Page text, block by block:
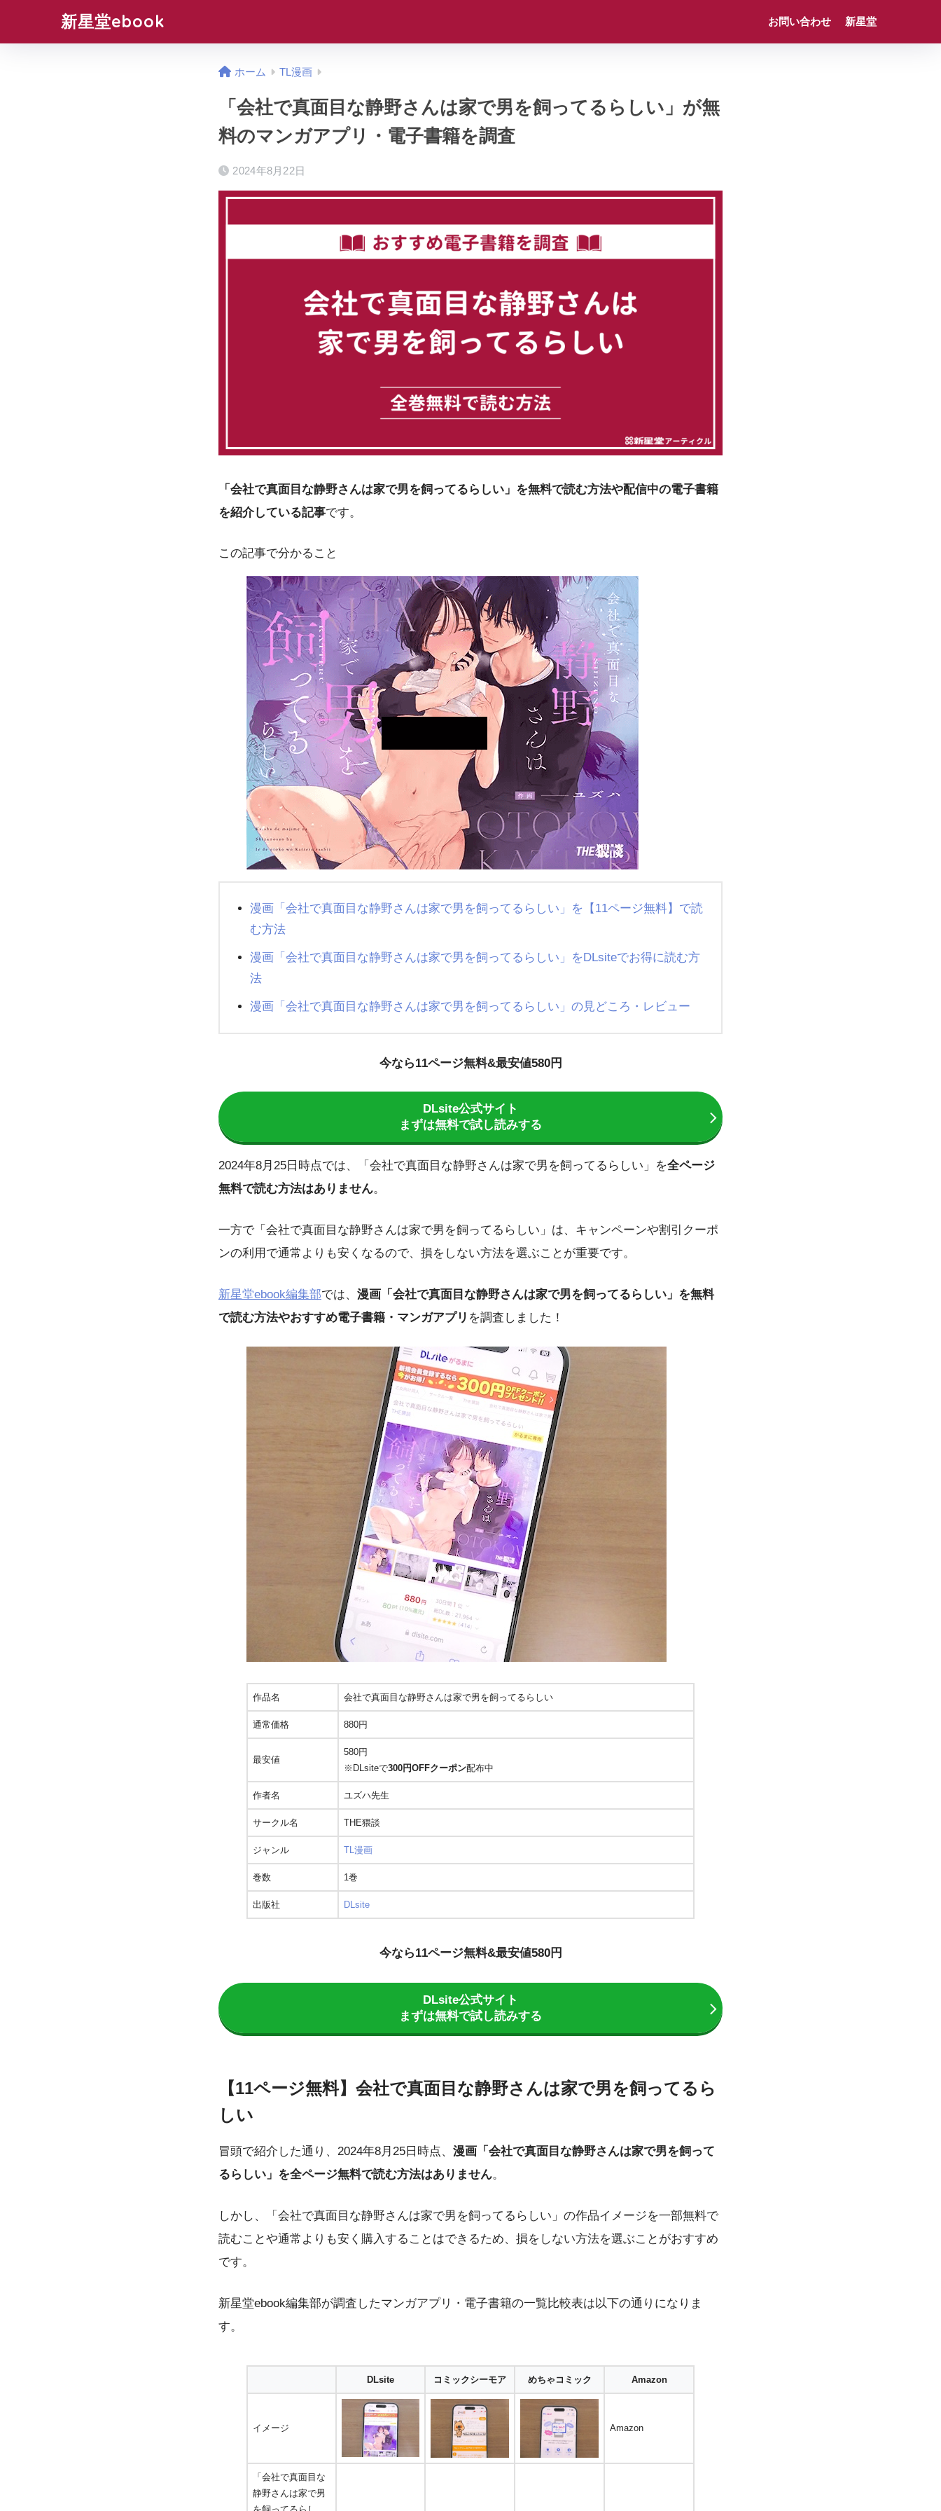
新星堂ebook お問い合わせ 新星堂
ホーム TL漫画
「会社で真面目な静野さんは家で男を飼ってるらしい」が無
料のマンガアプリ・電子書籍を調査
2024年8月22日
「会社で真面目な静野さんは家で男を飼ってるらしい」を無料で読む方法や配信中の電子書籍
を紹介している記事です。
この記事で分かること
漫画「会社で真面目な静野さんは家で男を飼ってるらしい」を【11ページ無料】で読
む方法
漫画「会社で真面目な静野さんは家で男を飼ってるらしい」をDLsiteでお得に読む方
法
漫画「会社で真面目な静野さんは家で男を飼ってるらしい」の見どころ・レビュー
今なら11ページ無料&最安値580円
DLsite公式サイト
まずは無料で試し読みする
2024年8月25日時点では、「会社で真面目な静野さんは家で男を飼ってるらしい」を全ページ
無料で読む方法はありません。
一方で「会社で真面目な静野さんは家で男を飼ってるらしい」は、キャンペーンや割引クーポ
ンの利用で通常よりも安くなるので、損をしない方法を選ぶことが重要です。
新星堂ebook編集部では、 漫画「会社で真面目な静野さんは家で男を飼ってるらしい」を無料
で読む方法やおすすめ電子書籍・マンガアプリ を調査しました！
作品名 会社で真面目な静野さんは家で男を飼ってるらしい
通常価格 880円
最安値
580円
※DLsiteで300円OFFクーポン配布中
作者名 ユズハ先生
サークル名 THE猥談
ジャンル TL漫画
巻数 1巻
出版社 DLsite
今なら11ページ無料&最安値580円
DLsite公式サイト
まずは無料で試し読みする
【11ページ無料】会社で真面目な静野さんは家で男を飼ってるら
しい
冒頭で紹介した通り、2024年8月25日時点、 漫画「会社で真面目な静野さんは家で男を飼って
るらしい」を全ページ無料で読む方法はありません。
しかし、「会社で真面目な静野さんは家で男を飼ってるらしい」の作品イメージを一部無料で
読むことや通常よりも安く購入することはできるため、損をしない方法を選ぶことがおすすめ
です。
新星堂ebook編集部が調査したマンガアプリ・電子書籍の一覧比較表は以下の通りになりま
す。
DLsite コミックシーモア めちゃコミック Amazon
イメージ Amazon
「会社で真面目な
静野さんは家で男
を飼ってるらし